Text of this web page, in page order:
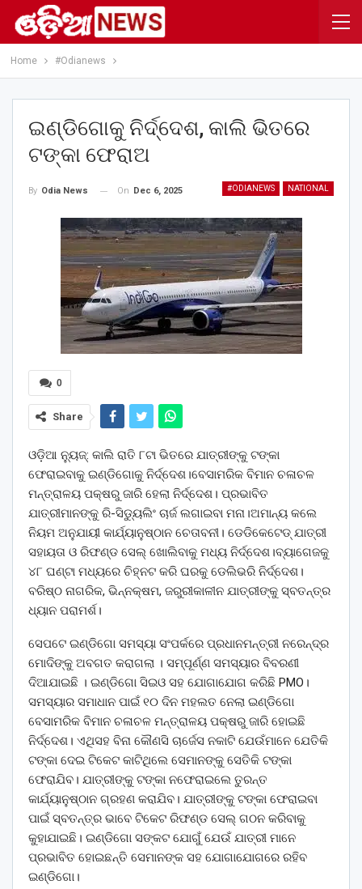
Home #Odianews
ଇଣ୍ଡିଗୋକୁ ନିର୍ଦ୍ଦେଶ, କାଲି ଭିତରେ
ଟଙ୍କା ଫେରାଅ
#ODIANEWS NATIONAL
By Odia News On Dec 6, 2025
0
Share
ଓଡ଼ିଆ ନ୍ୟୁଜ୍: କାଲି ରାତି ୮ଟା ଭିତରେ ଯାତ୍ରୀଙ୍କୁ ଟଙ୍କା
ଫେରାଇବାକୁ ଇଣ୍ଡିଗୋକୁ ନିର୍ଦ୍ଦେଶ।ବେସାମରିକ ବିମାନ ଚଳାଚଳ
ମନ୍ତ୍ରାଳୟ ପକ୍ଷରୁ ଜାରି ହେଲା ନିର୍ଦ୍ଦେଶ। ପ୍ରଭାବିତ
ଯାତ୍ରୀମାନଙ୍କୁ ରି-ସିଡ୍ୟୁଲିଂ ଚାର୍ଜ ଲଗାଇବା ମନା।ଅମାନ୍ୟ କଲେ
ନିୟମ ଅନୁଯାୟୀ କାର୍ଯ୍ୟାନୁଷ୍ଠାନ ଚେତାବନୀ। ଡେଡିକେଟେଡ୍ ଯାତ୍ରୀ
ସହାୟତା ଓ ରିଫଣ୍ଡ ସେଲ୍ ଖୋଲିବାକୁ ମଧ୍ୟ ନିର୍ଦ୍ଦେଶ।ବ୍ୟାଗେଜକୁ
୪୮ ଘଣ୍ଟା ମଧ୍ୟରେ ଚିହ୍ନଟ କରି ଘରକୁ ଡେଲିଭରି ନିର୍ଦ୍ଦେଶ।
ବରିଷ୍ଠ ନାଗରିକ, ଭିନ୍ନକ୍ଷମ, ଜରୁରୀକାଳୀନ ଯାତ୍ରୀଙ୍କୁ ସ୍ବତନ୍ତ୍ର
ଧ୍ୟାନ ପରାମର୍ଶ।
ସେପଟେ ଇଣ୍ଡିଗୋ ସମସ୍ୟା ସଂପର୍କରେ ପ୍ରଧାନମନ୍ତ୍ରୀ ନରେନ୍ଦ୍ର
ମୋଦିଙ୍କୁ ଅବଗତ କରାଗଲା । ସମ୍ପୂର୍ଣ୍ଣ ସମସ୍ୟାର ବିବରଣୀ
ଦିଆଯାଇଛି । ଇଣ୍ଡିଗୋ ସିଇଓ ସହ ଯୋଗାଯୋଗ କରିଛି PMO।
ସମସ୍ୟାର ସମାଧାନ ପାଇଁ ୧୦ ଦିନ ମହଲତ ନେଲା ଇଣ୍ଡିଗୋ
ବେସାମରିକ ବିମାନ ଚଳାଚଳ ମନ୍ତ୍ରାଳୟ ପକ୍ଷରୁ ଜାରି ହୋଇଛି
ନିର୍ଦ୍ଦେଶ। ଏଥିସହ ବିନା କୌଣସି ଚାର୍ଜେସ ନକାଟି ଯେଉଁମାନେ ଯେତିକି
ଟଙ୍କା ଦେଇ ଟିକେଟ କାଟିଥିଲେ ସେମାନଙ୍କୁ ସେତିକି ଟଙ୍କା
ଫେରାଯିବ। ଯାତ୍ରୀଙ୍କୁ ଟଙ୍କା ନଫେରାଇଲେ ତୁରନ୍ତ
କାର୍ଯ୍ୟାନୁଷ୍ଠାନ ଗ୍ରହଣ କରାଯିବ। ଯାତ୍ରୀଙ୍କୁ ଟଙ୍କା ଫେରାଇବା
ପାଇଁ ସ୍ବତନ୍ତ୍ର ଭାବେ ଟିକେଟ ରିଫଣ୍ଡ ସେଲ୍ ଗଠନ କରିବାକୁ
କୁହାଯାଇଛି। ଇଣ୍ଡିଗୋ ସଙ୍କଟ ଯୋଗୁଁ ଯେଉଁ ଯାତ୍ରୀ ମାନେ
ପ୍ରଭାବିତ ହୋଇଛନ୍ତି ସେମାନଙ୍କ ସହ ଯୋଗାଯୋଗରେ ରହିବ
ଇଣ୍ଡିଗୋ।